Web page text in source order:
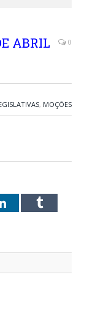
ABRIL
0
, MOÇÕES
LinkedInTumblr